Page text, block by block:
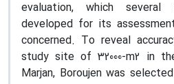
evaluation, which
developed for its
concerned. To reveal
study site of 32000-m2 in
Marjan, Boroujen was